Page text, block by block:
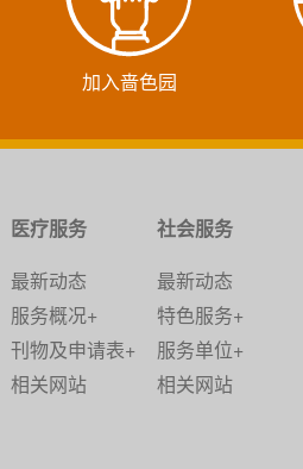
加入啬色园
医疗服务
最新动态
服务概况+
刊物及申请表+
相关网站
社会服务
最新动态
特色服务+
服务单位+
相关网站